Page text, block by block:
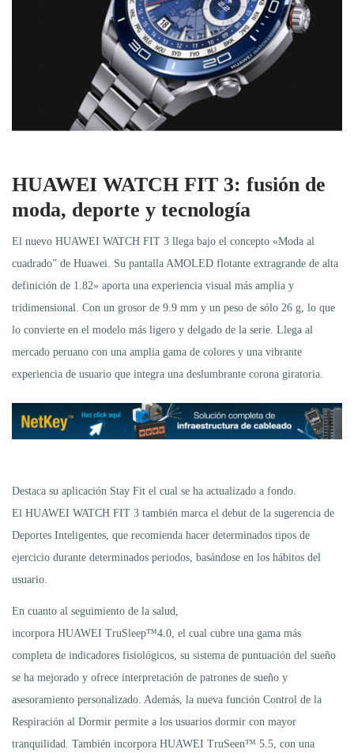
HUAWEI WATCH FIT 3: fusión de
moda, deporte y tecnología
El nuevo HUAWEI WATCH FIT 3 llega bajo el concepto «Moda al
cuadrado” de Huawei. Su pantalla AMOLED flotante extragrande de alta
definición de 1.82» aporta una experiencia visual más amplia y
tridimensional. Con un grosor de 9.9 mm y un peso de sólo 26 g, lo que
lo convierte en el modelo más ligero y delgado de la serie. Llega al
mercado peruano con una amplia gama de colores y una vibrante
experiencia de usuario que integra una deslumbrante corona giratoria.
Destaca su aplicación Stay Fit el cual se ha actualizado a fondo.
El HUAWEI WATCH FIT 3 también marca el debut de la sugerencia de
Deportes Inteligentes, que recomienda hacer determinados tipos de
ejercicio durante determinados periodos, basándose en los hábitos del
usuario.
En cuanto al seguimiento de la salud,
incorpora HUAWEI TruSleep™4.0, el cual cubre una gama más
completa de indicadores fisiológicos, su sistema de puntuación del sueño
se ha mejorado y ofrece interpretación de patrones de sueño y
asesoramiento personalizado. Además, la nueva función Control de la
Respiración al Dormir permite a los usuarios dormir con mayor
tranquilidad. También incorpora HUAWEI TruSeen™ 5.5, con una